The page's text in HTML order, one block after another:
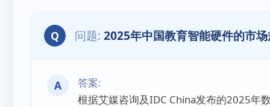
Q 2025年中国教育智能硬件的市
A
根据艾媒咨询及IDC China发布的2025年